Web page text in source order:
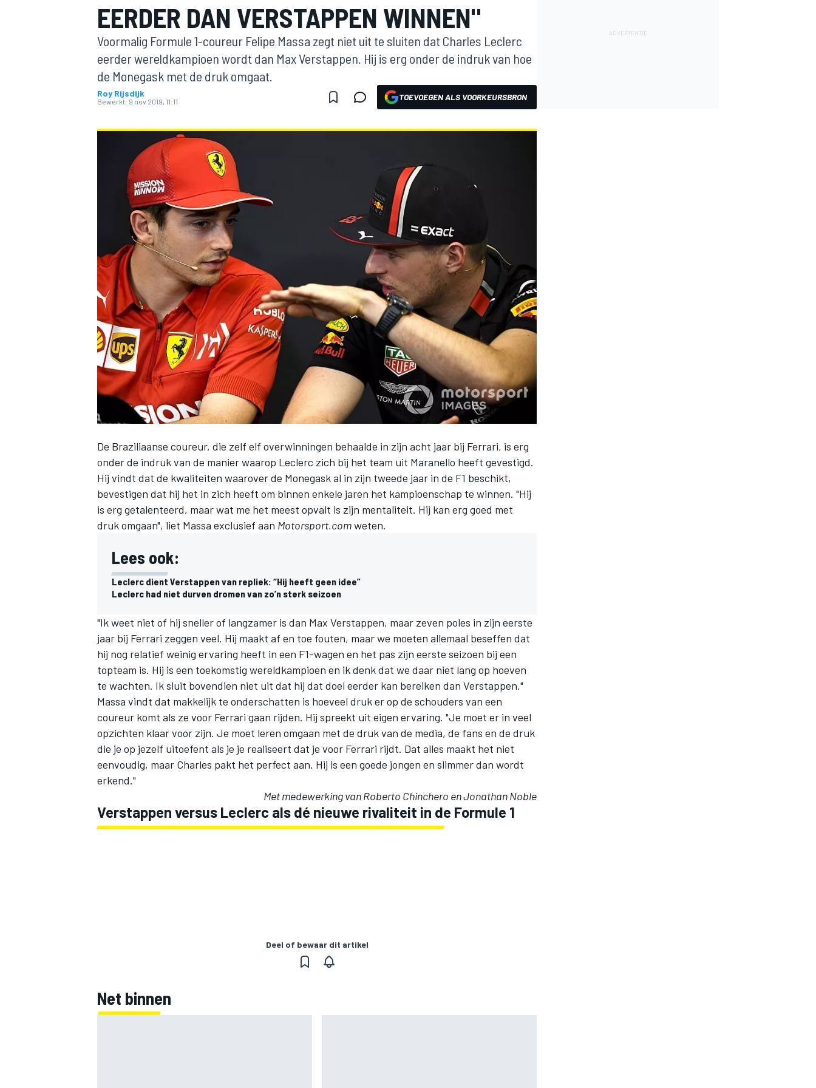
MOTOGP
INDYCAR
EERDER DAN VERSTAPPEN WINNEN"
Voormalig Formule 1-coureur Felipe Massa zegt niet uit te sluiten dat Charles Leclerc
eerder wereldkampioen wordt dan Max Verstappen. Hij is erg onder de indruk van hoe
de Monegask met de druk omgaat.
Roy Rijsdijk
Bewerkt: 9 nov 2019, 11:11 TOEVOEGEN ALS VOORKEURSBRON
De Braziliaanse coureur, die zelf elf overwinningen behaalde in zijn acht jaar bij Ferrari, is erg
onder de indruk van de manier waarop Leclerc zich bij het team uit Maranello heeft gevestigd.
Hij vindt dat de kwaliteiten waarover de Monegask al in zijn tweede jaar in de F1 beschikt,
bevestigen dat hij het in zich heeft om binnen enkele jaren het kampioenschap te winnen. "Hij
is erg getalenteerd, maar wat me het meest opvalt is zijn mentaliteit. Hij kan erg goed met
druk omgaan", liet Massa exclusief aan Motorsport.comweten.
Lees ook:
Leclerc dient Verstappen van repliek: “Hij heeft geen idee”
Leclerc had niet durven dromen van zo’n sterk seizoen
"Ik weet niet of hij sneller of langzamer is dan Max Verstappen, maar zeven poles in zijn eerste
jaar bij Ferrari zeggen veel. Hij maakt af en toe fouten, maar we moeten allemaal beseffen dat
hij nog relatief weinig ervaring heeft in een F1-wagen en het pas zijn eerste seizoen bij een
topteam is. Hij is een toekomstig wereldkampioen en ik denk dat we daar niet lang op hoeven
te wachten. Ik sluit bovendien niet uit dat hij dat doel eerder kan bereiken dan Verstappen."
Massa vindt dat makkelijk te onderschatten is hoeveel druk er op de schouders van een
coureur komt als ze voor Ferrari gaan rijden. Hij spreekt uit eigen ervaring. "Je moet er in veel
opzichten klaar voor zijn. Je moet leren omgaan met de druk van de media, de fans en de druk
die je op jezelf uitoefent als je je realiseert dat je voor Ferrari rijdt. Dat alles maakt het niet
eenvoudig, maar Charles pakt het perfect aan. Hij is een goede jongen en slimmer dan wordt
erkend."
Met medewerking van Roberto Chinchero en Jonathan Noble
Verstappen versus Leclerc als dé nieuwe rivaliteit in de Formule 1
Deel of bewaar dit artikel
Net binnen